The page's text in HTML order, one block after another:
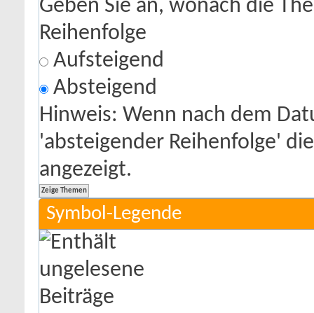
Geben Sie an, wonach die
Reihenfolge
Aufsteigend
Absteigend
Hinweis: Wenn nach dem
'absteigender Reihenfolge'
angezeigt.
Symbol-Legende